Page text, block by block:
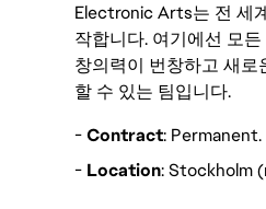
Electronic Arts는 전 세
작합니다. 여기에선 모
창의력이 번창하고 새
할 수 있는 팀입니다.
-Contract: Permanent.
- Location: Stockholm